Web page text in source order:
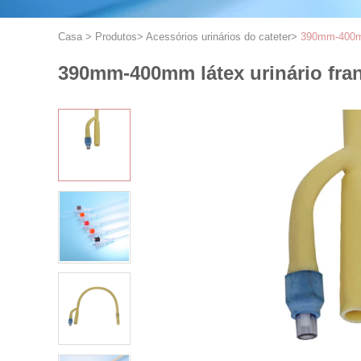
Casa > Produtos> Acessórios urinários do cateter> 390mm-
390mm-400mm látex urinário